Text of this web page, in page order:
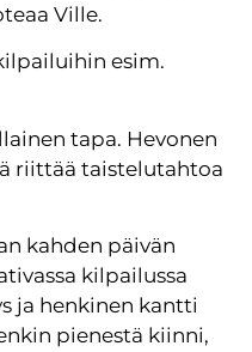
Ville.
esim.
tapa. Hevonen
riittää taistelutahtoa
kahden päivän
kilpailussa
ja henkinen kantti
pienestä kiinni,